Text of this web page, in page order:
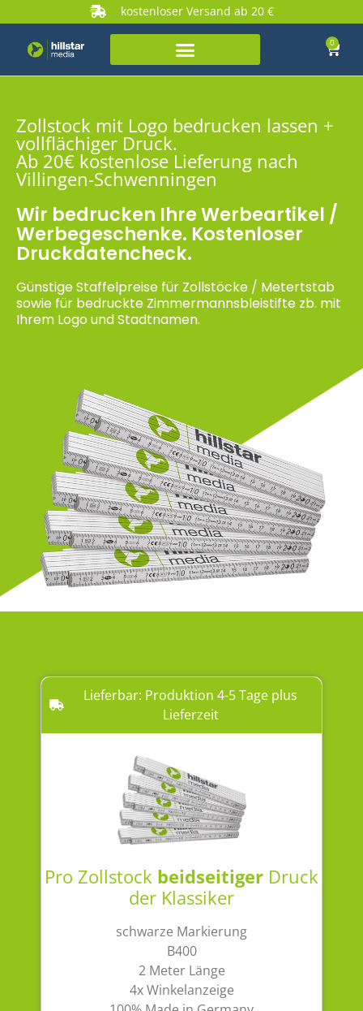
kostenloser Versand ab 20 €
0
Zollstock mit Logo bedrucken lassen +
vollflächiger Druck.
Ab 20€ kostenlose Lieferung nach
Villingen-Schwenningen
Wir bedrucken Ihre Werbeartikel /
Werbegeschenke. Kostenloser
Druckdatencheck.
Günstige Staffelpreise für Zollstöcke / Metertstab
sowie für bedruckte Zimmermannsbleistifte zb. mit
Ihrem Logo und Stadtnamen.
Lieferbar: Produktion 4-5 Tage plus
Lieferzeit
Pro Zollstock beidseitiger Druck
der Klassiker
schwarze Markierung
B400
2 Meter Länge
4x Winkelanzeige